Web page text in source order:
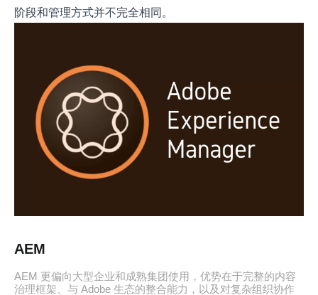
阶段和管理方式并不完全相同。
AEM
AEM 更偏向大型企业和成熟集团使用，优势在于完整的内容
治理框架、与 Adobe 生态的整合能力，以及对复杂组织协作